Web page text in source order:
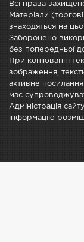
Всі права
Матеріали
знаходяться на
Заборонено
без попередньої
При копіюванні
зображення,
активне
має
Адміністрація
інформацію